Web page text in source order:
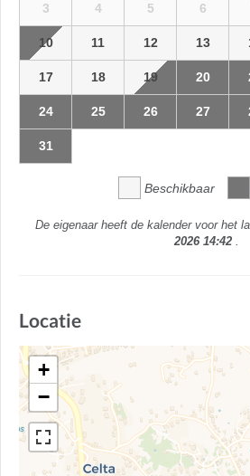
3 4 5 6
10 11 12 13
17 18 19 20
24 25 26 27
31
Beschikbaar
De eigenaar heeft de kalender voor het
2026 14:42 .
Locatie
+
−